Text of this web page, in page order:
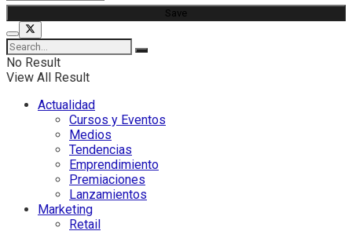
No Result
View All Result
Actualidad
Cursos y Eventos
Medios
Tendencias
Emprendimiento
Premiaciones
Lanzamientos
Marketing
Retail